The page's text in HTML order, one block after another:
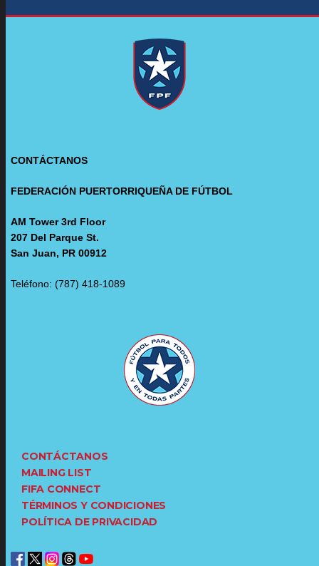
CONTÁCTANOS
FEDERACIÓN PUERTORRIQUEÑA DE FÚTBOL
AM Tower 3rd Floor
207 Del Parque St.
San Juan, PR 00912
Teléfono: (787) 418-1089
CONTÁCTANOS
MAILING LIST
FIFA CONNECT
TÉRMINOS Y CONDICIONES
POLÍTICA DE PRIVACIDAD